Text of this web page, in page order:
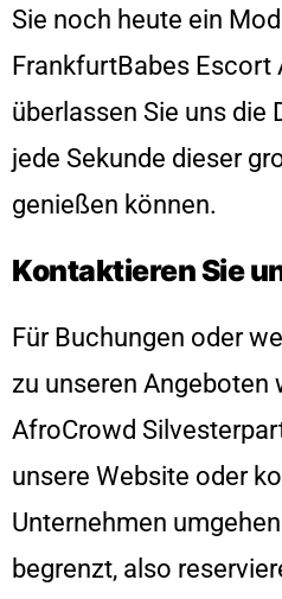
Sie noch heute ein
FrankfurtBabes Escort
überlassen Sie uns die
jede Sekunde dieser
genießen können.
Kontaktieren Sie
Für Buchungen oder
zu unseren Angeboten
AfroCrowd
unsere Website oder
Unternehmen
begrenzt, also